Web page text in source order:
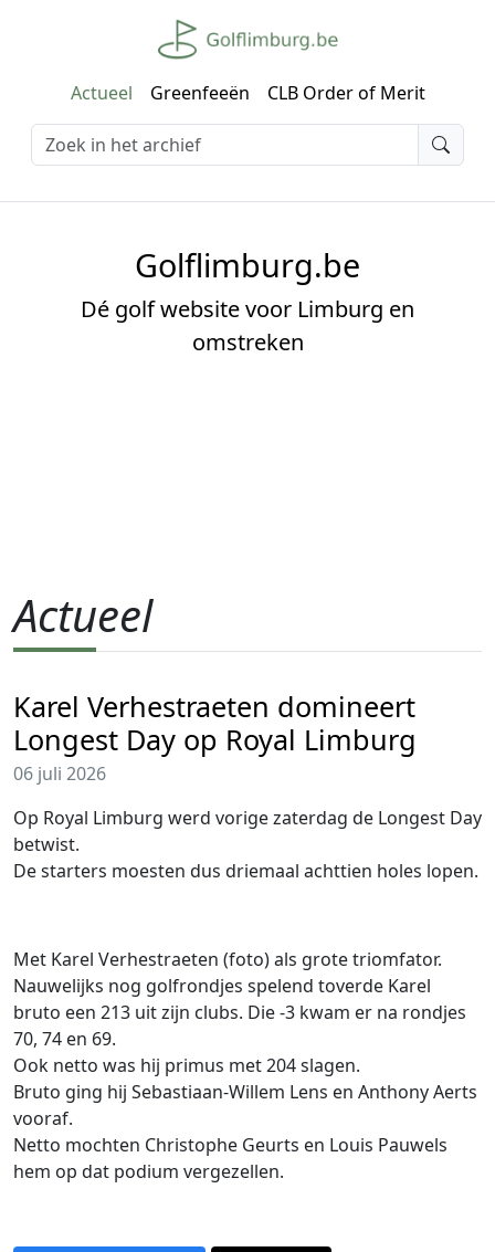
Actueel Greenfeeën CLB Order of Merit
Golflimburg.be
Dé golf website voor Limburg en
omstreken
Actueel
Karel Verhestraeten domineert
Longest Day op Royal Limburg
06 juli 2026
Op Royal Limburg werd vorige zaterdag de Longest Day
betwist.
De starters moesten dus driemaal achttien holes lopen.
Met Karel Verhestraeten (foto) als grote triomfator.
Nauwelijks nog golfrondjes spelend toverde Karel
bruto een 213 uit zijn clubs. Die -3 kwam er na rondjes
70, 74 en 69.
Ook netto was hij primus met 204 slagen.
Bruto ging hij Sebastiaan-Willem Lens en Anthony Aerts
vooraf.
Netto mochten Christophe Geurts en Louis Pauwels
hem op dat podium vergezellen.